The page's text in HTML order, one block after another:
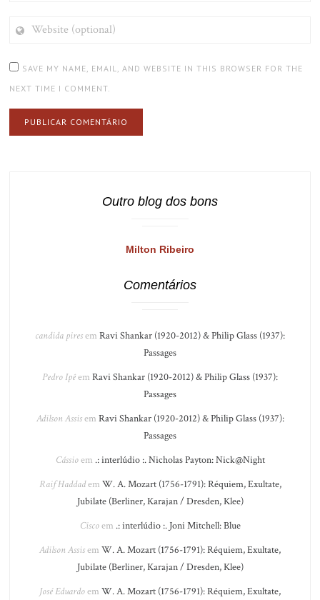
(OPTIONAL)
SAVE MY NAME, EMAIL, AND WEBSITE IN THIS BROWSER FOR THE
NEXT TIME I COMMENT.
Outro blog dos bons
Milton Ribeiro
Comentários
candida piresem Ravi Shankar (1920-2012) & Philip Glass (1937):
Passages
Pedro Ipêem Ravi Shankar (1920-2012) & Philip Glass (1937):
Passages
Adilson Assisem Ravi Shankar (1920-2012) & Philip Glass (1937):
Passages
Cássioem .: interlúdio :. Nicholas Payton: Nick@Night
Raif Haddadem W. A. Mozart (1756-1791): Réquiem, Exultate,
Jubilate (Berliner, Karajan / Dresden, Klee)
Ciscoem .: interlúdio :. Joni Mitchell: Blue
Adilson Assisem W. A. Mozart (1756-1791): Réquiem, Exultate,
Jubilate (Berliner, Karajan / Dresden, Klee)
José Eduardoem W. A. Mozart (1756-1791): Réquiem, Exultate,